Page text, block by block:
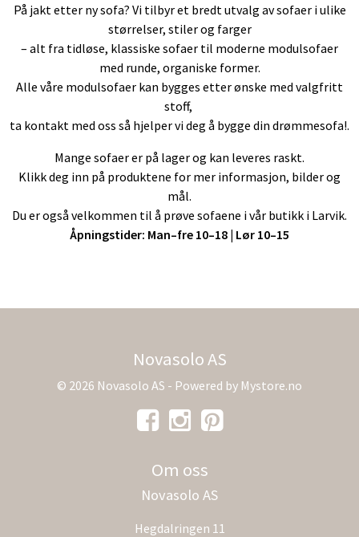
På jakt etter ny sofa? Vi tilbyr et bredt utvalg av sofaer i ulike
størrelser, stiler og farger
– alt fra tidløse, klassiske sofaer til moderne modulsofaer
med runde, organiske former.
Alle våre modulsofaer kan bygges etter ønske med valgfritt
stoff,
ta kontakt med oss så hjelper vi deg å bygge din drømmesofa!.
Mange sofaer er på lager og kan leveres raskt.
Klikk deg inn på produktene for mer informasjon, bilder og
mål.
Du er også velkommen til å prøve sofaene i vår butikk i Larvik.
Åpningstider: Man–fre 10–18 | Lør 10–15
Novasolo AS
© 2026 Novasolo AS - Powered by Mystore.no
Om oss
Novasolo AS
Hegdalringen 11